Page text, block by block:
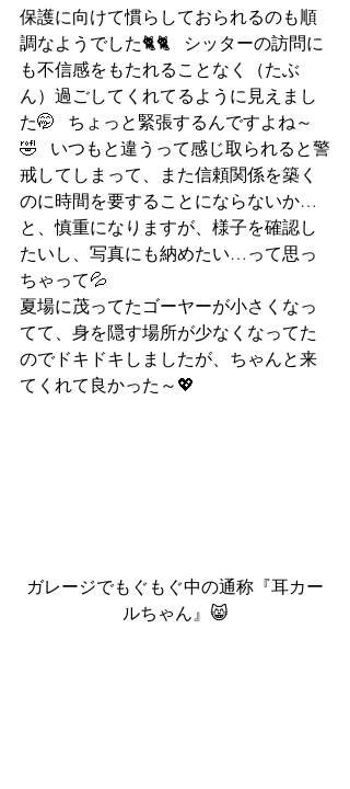
保護に向けて慣らしておられるのも順
調なようでした🐈🐈   シッターの訪問に
も不信感をもたれることなく（たぶ
ん）過ごしてくれてるように見えまし
た🤭   ちょっと緊張するんですよね～
🤣   いつもと違うって感じ取られると警
戒してしまって、また信頼関係を築く
のに時間を要することにならないか…
と、慎重になりますが、様子を確認し
たいし、写真にも納めたい…って思っ
ちゃって💦
夏場に茂ってたゴーヤーが小さくなっ
てて、身を隠す場所が少なくなってた
のでドキドキしましたが、ちゃんと来
てくれて良かった～💖
ガレージでもぐもぐ中の通称『耳カー
ルちゃん』😸